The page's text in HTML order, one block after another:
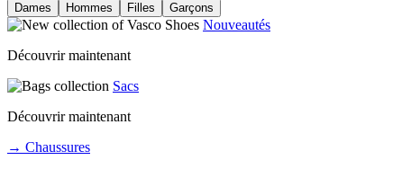
Dames Hommes Filles Garçons
Nouveautés
Découvrir maintenant
Sacs
Découvrir maintenant
→ Chaussures